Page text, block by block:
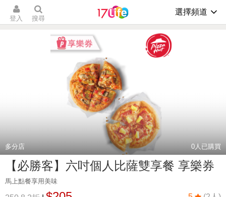
登入 搜尋
選擇頻道
多分店 0人已購買
【必勝客】六吋個人比薩雙享餐 享樂券
馬上點餐享用美味